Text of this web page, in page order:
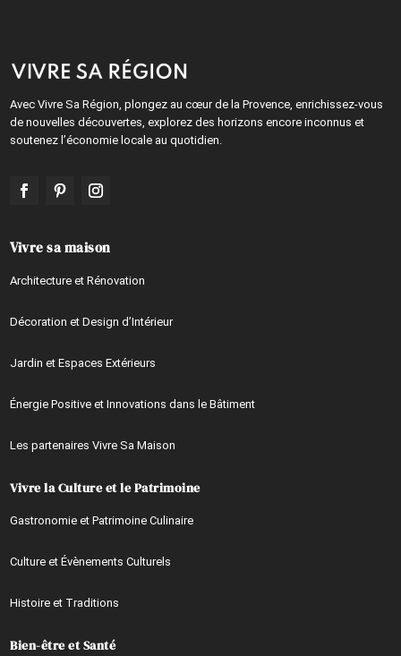
Avec Vivre Sa Région, plongez au cœur de la Provence, enrichissez-vous
de nouvelles découvertes, explorez des horizons encore inconnus et
soutenez l’économie locale au quotidien.
Vivre sa maison
Architecture et Rénovation
Décoration et Design d’Intérieur
Jardin et Espaces Extérieurs
Énergie Positive et Innovations dans le Bâtiment
Les partenaires Vivre Sa Maison
Vivre la Culture et le Patrimoine
Gastronomie et Patrimoine Culinaire
Culture et Évènements Culturels
Histoire et Traditions
Bien-être et Santé